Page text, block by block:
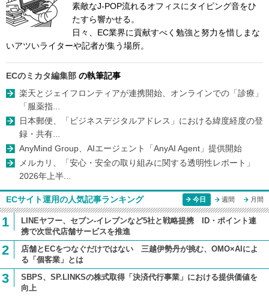
素敵なJ-POP流れるオフィスにタイピング音をひ
たすら響かせる。
日々、EC業界に貢献すべく勉強と努力を惜しまな
いアツいライターや記者が集う場所。
ECのミカタ編集部 の執筆記事
楽天とジェイフロンティアが連携開始、オンラインでの「診療」
「服薬指...
日本郵便、「ビジネスデジタルアドレス」における緯度経度の登
録・共有...
AnyMind Group、AIエージェント「AnyAI Agent」提供開始
メルカリ、「安心・安全の取り組みに関する透明性レポート」
2026年上半...
ECサイト運用の人気記事ランキング 今日 週間 月間
1
LINEヤフー、セブン-イレブンなど5社と戦略提携 ID・ポイント連
携で次世代店舗サービスを推進
2
店舗とECをつなぐだけではない 三越伊勢丹が挑む、OMO×AIによ
る「個客業」とは
3
SBPS、SP.LINKSの株式取得「決済代行事業」における提供価値を
向上